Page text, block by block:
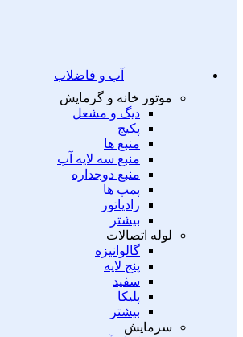
آب و فاضلاب
موتور خانه و گرمایش
دیگ و مشعل
پکیج
منبع ها
منبع سه لایه آب
منبع دوجداره
پمپ ها
رادیاتور
بیشتر
لوله اتصالات
گالوانیزه
پنج لایه
سفید
پلیکا
بیشتر
سرمایش